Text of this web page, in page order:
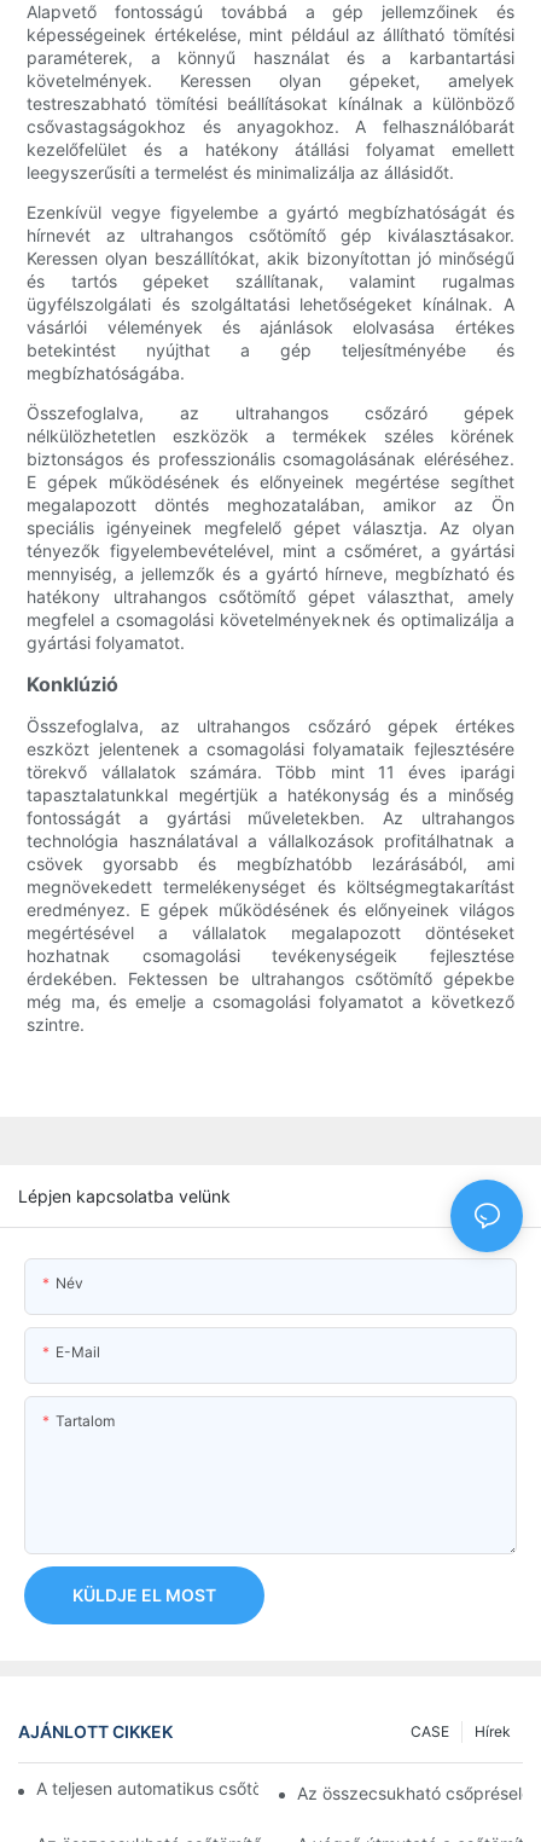
Alapvető fontosságú továbbá a gép jellemzőinek és
képességeinek értékelése, mint például az állítható tömítési
paraméterek, a könnyű használat és a karbantartási
követelmények. Keressen olyan gépeket, amelyek
testreszabható tömítési beállításokat kínálnak a különböző
csővastagságokhoz és anyagokhoz. A felhasználóbarát
kezelőfelület és a hatékony átállási folyamat emellett
leegyszerűsíti a termelést és minimalizálja az állásidőt.
Ezenkívül vegye figyelembe a gyártó megbízhatóságát és
hírnevét az ultrahangos csőtömítő gép kiválasztásakor.
Keressen olyan beszállítókat, akik bizonyítottan jó minőségű
és tartós gépeket szállítanak, valamint rugalmas
ügyfélszolgálati és szolgáltatási lehetőségeket kínálnak. A
vásárlói vélemények és ajánlások elolvasása értékes
betekintést nyújthat a gép teljesítményébe és
megbízhatóságába.
Összefoglalva, az ultrahangos csőzáró gépek
nélkülözhetetlen eszközök a termékek széles körének
biztonságos és professzionális csomagolásának eléréséhez.
E gépek működésének és előnyeinek megértése segíthet
megalapozott döntés meghozatalában, amikor az Ön
speciális igényeinek megfelelő gépet választja. Az olyan
tényezők figyelembevételével, mint a csőméret, a gyártási
mennyiség, a jellemzők és a gyártó hírneve, megbízható és
hatékony ultrahangos csőtömítő gépet választhat, amely
megfelel a csomagolási követelményeknek és optimalizálja a
gyártási folyamatot.
Konklúzió
Összefoglalva, az ultrahangos csőzáró gépek értékes
eszközt jelentenek a csomagolási folyamataik fejlesztésére
törekvő vállalatok számára. Több mint 11 éves iparági
tapasztalatunkkal megértjük a hatékonyság és a minőség
fontosságát a gyártási műveletekben. Az ultrahangos
technológia használatával a vállalkozások profitálhatnak a
csövek gyorsabb és megbízhatóbb lezárásából, ami
megnövekedett termelékenységet és költségmegtakarítást
eredményez. E gépek működésének és előnyeinek világos
megértésével a vállalatok megalapozott döntéseket
hozhatnak csomagolási tevékenységeik fejlesztése
érdekében. Fektessen be ultrahangos csőtömítő gépekbe
még ma, és emelje a csomagolási folyamatot a következő
szintre.
Lépjen kapcsolatba velünk
Név
E-Mail
Tartalom
KÜLDJE EL MOST
AJÁNLOTT CIKKEK Hírek
CASE
A teljesen automatikus csőtöltő gép használatának előnyei
Az összecsukható